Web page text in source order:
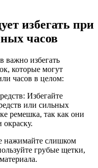
избегать при
часов
важно избегать
которые могут
часов в целом:
Избегайте
или сильных
ремешка, так как они
окраску.
нажимайте слишком
грубые щетки,